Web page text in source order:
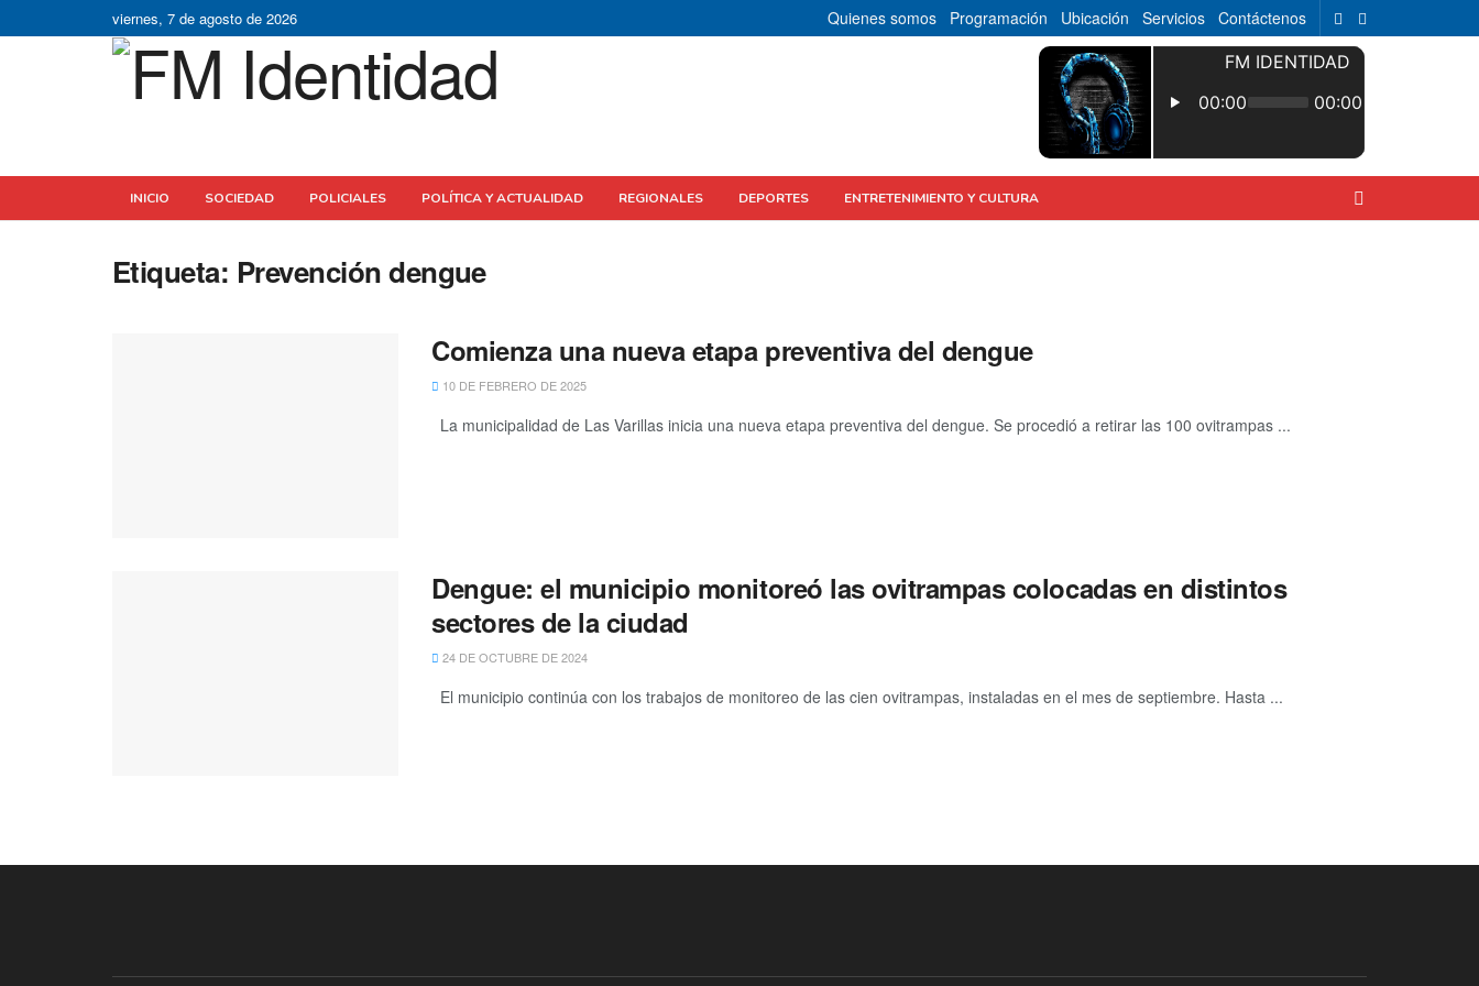
viernes, 7 de agosto de 2026 Quienes somos Programación Ubicación Servicios Contáctenos
INICIO SOCIEDAD POLICIALES POLÍTICA Y ACTUALIDAD REGIONALES DEPORTES ENTRETENIMIENTO Y CULTURA
Etiqueta: Prevención dengue
Comienza una nueva etapa preventiva del dengue
10 DE FEBRERO DE 2025
La municipalidad de Las Varillas inicia una nueva etapa preventiva del dengue. Se procedió a retirar las 100 ovitrampas ...
Dengue: el municipio monitoreó las ovitrampas colocadas en distintos
sectores de la ciudad
24 DE OCTUBRE DE 2024
El municipio continúa con los trabajos de monitoreo de las cien ovitrampas, instaladas en el mes de septiembre. Hasta ...